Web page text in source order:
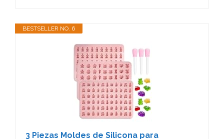
BESTSELLER NO. 6
3 Piezas Moldes de Silicona para